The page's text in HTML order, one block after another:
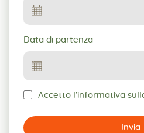
Data di partenza
Accetto l'informativa
Invia